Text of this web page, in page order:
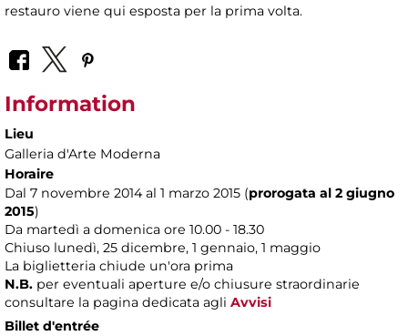
restauro viene qui esposta per la prima volta.
Information
Lieu
Galleria d'Arte Moderna
Horaire
Dal 7 novembre 2014 al 1 marzo 2015 (prorogata al 2 giugno
2015)
Da martedì a domenica ore 10.00 - 18.30
Chiuso lunedì, 25 dicembre, 1 gennaio, 1 maggio
La biglietteria chiude un'ora prima
N.B. per eventuali aperture e/o chiusure straordinarie
consultare la pagina dedicata agli Avvisi
Billet d'entrée